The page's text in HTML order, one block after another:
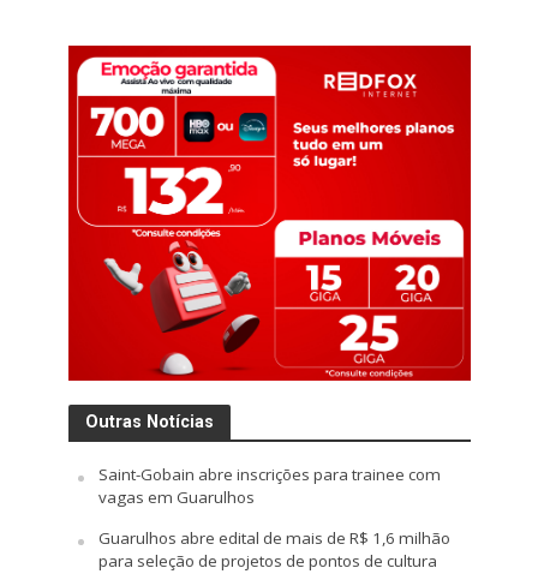
Outras Notícias
Saint-Gobain abre inscrições para trainee com
vagas em Guarulhos
Guarulhos abre edital de mais de R$ 1,6 milhão
para seleção de projetos de pontos de cultura